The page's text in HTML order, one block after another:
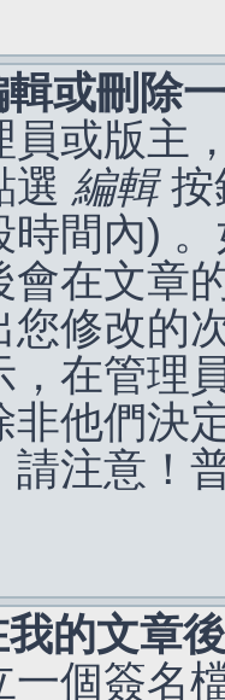
或刪除
員或版主
選 編輯按
時間內)
會在文章
您修改的
，在管理
非他們決
請注意！
的文章
一個簽名